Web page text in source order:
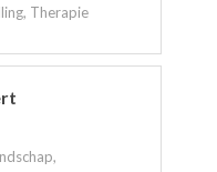
Therapie